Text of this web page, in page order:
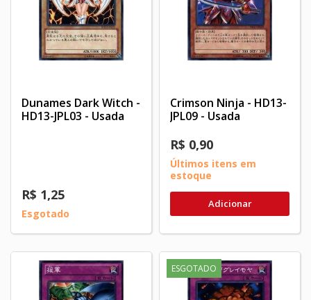
Dunames Dark Witch -
HD13-JPL03 - Usada
R$ 1,25
Esgotado
Crimson Ninja - HD13-
JPL09 - Usada
R$ 0,90
Últimos itens em
estoque
Adicionar
ESGOTADO